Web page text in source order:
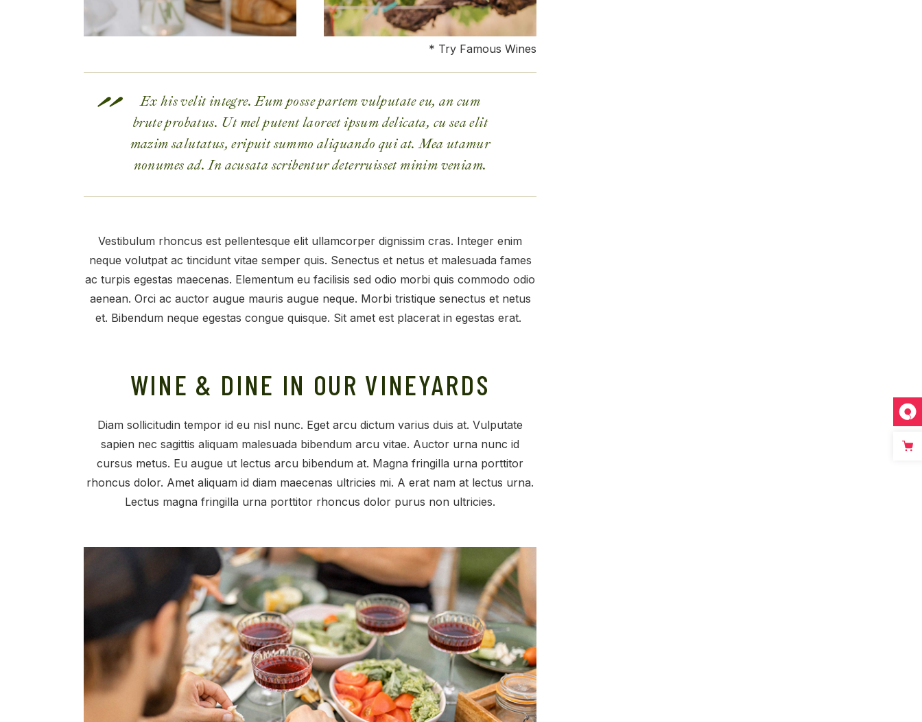
* Try Famous Wines
Ex his velit integre. Eum posse partem vulputate eu, an cum
brute probatus. Ut mel putent laoreet ipsum delicata, cu sea elit
mazim salutatus, eripuit summo aliquando qui at. Mea utamur
nonumes ad. In acusata scribentur deterruisset minim veniam.
Vestibulum rhoncus est pellentesque elit ullamcorper dignissim cras. Integer enim
neque volutpat ac tincidunt vitae semper quis. Senectus et netus et malesuada fames
ac turpis egestas maecenas. Elementum eu facilisis sed odio morbi quis commodo odio
aenean. Orci ac auctor augue mauris augue neque. Morbi tristique senectus et netus
et. Bibendum neque egestas congue quisque. Sit amet est placerat in egestas erat.
WINE & DINE IN OUR VINEYARDS
Diam sollicitudin tempor id eu nisl nunc. Eget arcu dictum varius duis at. Vulputate
sapien nec sagittis aliquam malesuada bibendum arcu vitae. Auctor urna nunc id
cursus metus. Eu augue ut lectus arcu bibendum at. Magna fringilla urna porttitor
rhoncus dolor. Amet aliquam id diam maecenas ultricies mi. A erat nam at lectus urna.
Lectus magna fringilla urna porttitor rhoncus dolor purus non ultricies.